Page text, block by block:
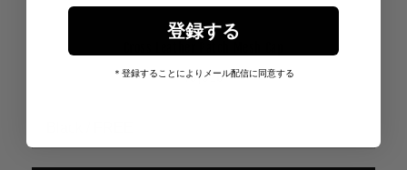
Price
¥8,910
登録する
＊登録することによりメール配信に同意する